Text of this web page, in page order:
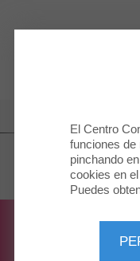
El Centro
funciones de
pinchando
cookies en el
Puedes